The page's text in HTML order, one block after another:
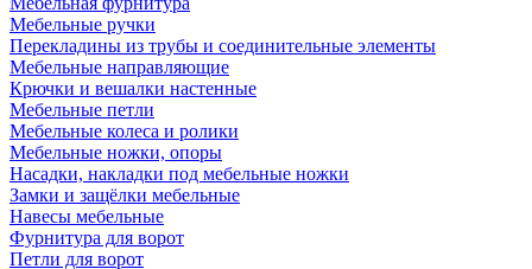
Мебельные ручки
Перекладины из трубы и соединительные элементы
Мебельные направляющие
Крючки и вешалки настенные
Мебельные петли
Мебельные колеса и ролики
Мебельные ножки, опоры
Насадки, накладки под мебельные ножки
Замки и защёлки мебельные
Навесы мебельные
Фурнитура для ворот
Петли для ворот